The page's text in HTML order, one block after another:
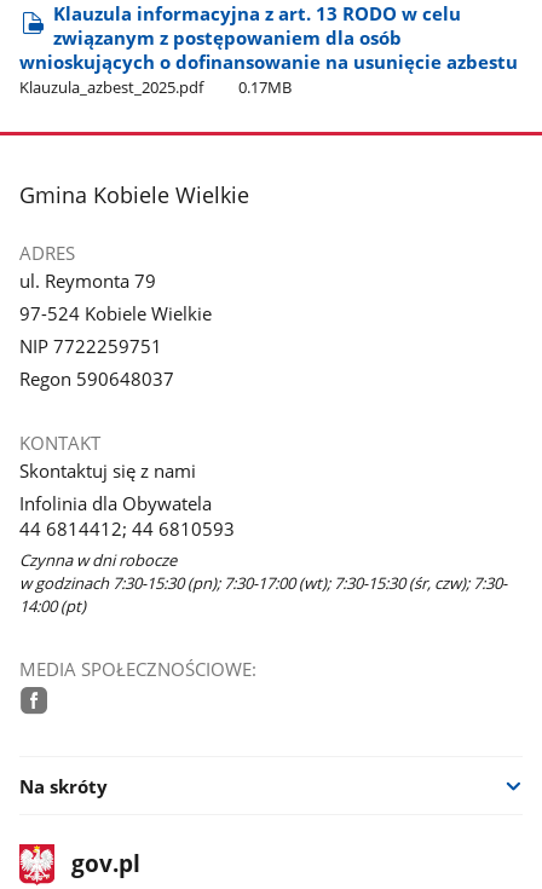
Klauzula informacyjna z art. 13 RODO w celu
związanym z postępowaniem dla osób
wnioskujących o dofinansowanie na usunięcie azbestu
Klauzula​_azbest​_2025.pdf 0.17MB
stopka
Gmina Kobiele Wielkie
ADRES
ul. Reymonta 79
97-524 Kobiele Wielkie
NIP 7722259751
Regon 590648037
KONTAKT
Skontaktuj się z nami
Infolinia dla Obywatela
44 6814412; 44 6810593
Czynna w dni robocze
w godzinach 7:30-15:30 (pn); 7:30-17:00 (wt); 7:30-15:30 (śr, czw); 7:30-
14:00 (pt)
MEDIA SPOŁECZNOŚCIOWE:
Na skróty
stopka
gov.plStrona
gov.pl